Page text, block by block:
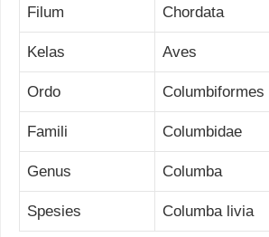
Filum Chordata
Kelas Aves
Ordo Columbiformes
Famili Columbidae
Genus Columba
Spesies Columba livia